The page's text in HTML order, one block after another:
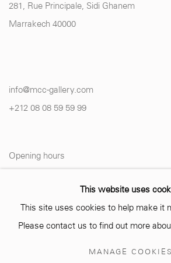
281, Rue Principale, Sidi Ghanem
Marrakech 40000
info@mcc-gallery.com
+212 08 08 59 59 99
Opening hours
This website uses
This site uses cookies to help make it
Please contact us to find out more
MANAGE COOKIES